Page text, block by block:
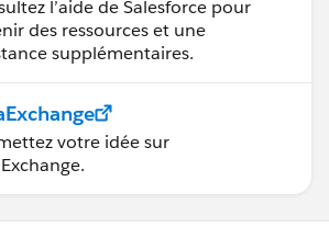
l’aide de Salesforce pour
des ressources et une
supplémentaires.
votre idée sur